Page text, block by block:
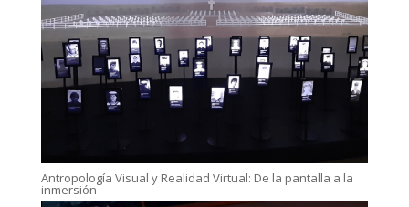
Antropología Visual y Realidad Virtual: De la pantalla a la
inmersión